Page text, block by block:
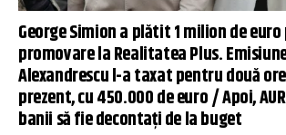
George Simion a plătit 1 milion de
promovare la Realitatea Plus.
Alexandrescu l-a taxat pentru două
prezent, cu 450.000 de euro / Apoi,
banii să fie decontați de la buget